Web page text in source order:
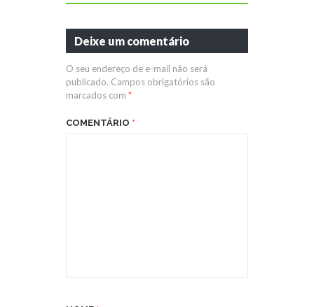
Deixe um comentário
O seu endereço de e-mail não será
publicado. Campos obrigatórios são
marcados com *
COMENTÁRIO *